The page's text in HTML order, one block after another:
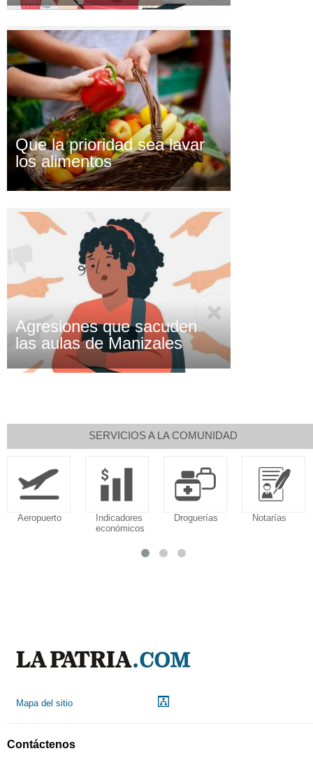
Que la prioridad sea lavar
los alimentos
Agresiones que sacuden
las aulas de Manizales
SERVICIOS A LA COMUNIDAD
Aeropuerto
Indicadores
económicos
Droguerías Notarías
Mapa del sitio
Contáctenos